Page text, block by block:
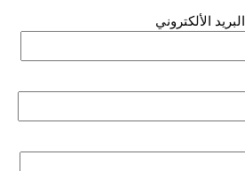
البريد الألكتروني